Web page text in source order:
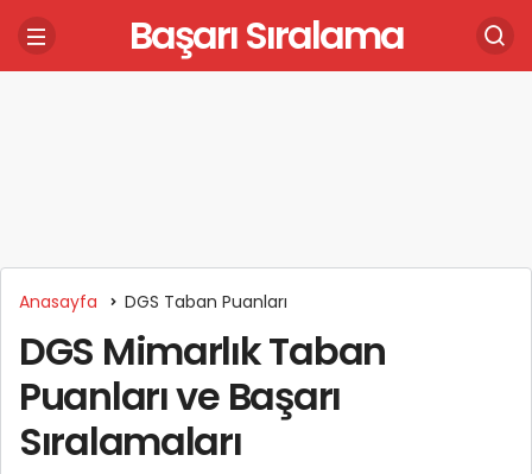
Başarı Sıralama
Anasayfa DGS Taban Puanları
DGS Mimarlık Taban
Puanları ve Başarı
Sıralamaları